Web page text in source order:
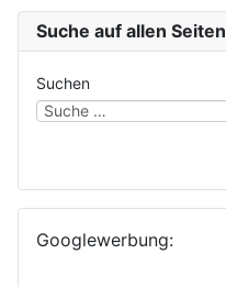
Suche auf allen Seiten
Suchen
Googlewerbung: